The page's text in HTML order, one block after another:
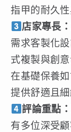
指甲的耐久
店家專長：
需求客製化
式複製與創
在基礎保養
提供舒適且
評論重點：
有多位深受